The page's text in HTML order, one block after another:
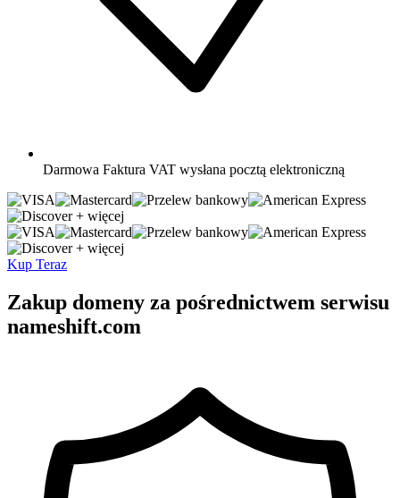
Darmowa Faktura VAT wysłana pocztą elektroniczną
+ więcej
+ więcej
Kup Teraz
Zakup domeny za pośrednictwem serwisu
nameshift.com